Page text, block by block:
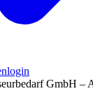
GmbH –